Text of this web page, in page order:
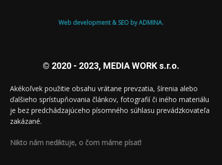
Web development & SEO by ADMINA.
© 2020 - 2023, MEDIA WORK s.r.o.
Akékoľvek použitie obsahu vrátane prevzatia, šírenia alebo
ďalšieho sprístupňovania článkov, fotografií či iného materiálu
je bez predchádzajúceho písomného súhlasu prevádzkovateľa
zakázané.
Nikto nám nediktuje, o čom máme písať!